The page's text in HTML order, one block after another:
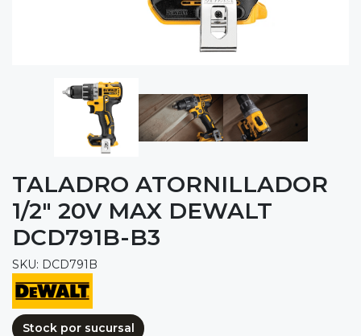
TALADRO ATORNILLADOR
1/2" 20V MAX DEWALT
DCD791B-B3
SKU: DCD791B
Stock por sucursal